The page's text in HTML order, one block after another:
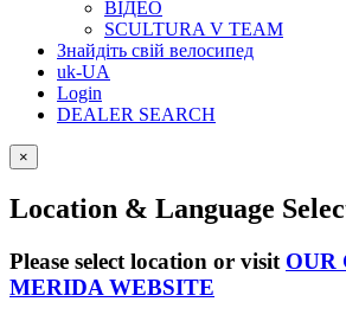
ВІДЕО
SCULTURA V TEAM
Знайдіть свій велосипед
uk-UA
Login
DEALER SEARCH
×
Location & Language
Please select location or visit OUR
MERIDA WEBSITE